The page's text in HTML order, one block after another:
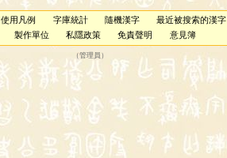
使用凡例 字庫統計 隨機漢字
最近被搜索的漢字
製作單位 私隱政策 免責聲明 意見簿
（管理員 ）